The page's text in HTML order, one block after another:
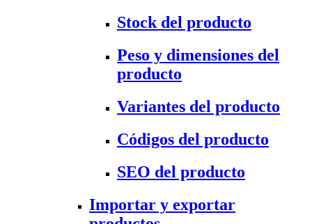
Stock del producto
Peso y dimensiones del
producto
Variantes del producto
Códigos del producto
SEO del producto
Importar y exportar